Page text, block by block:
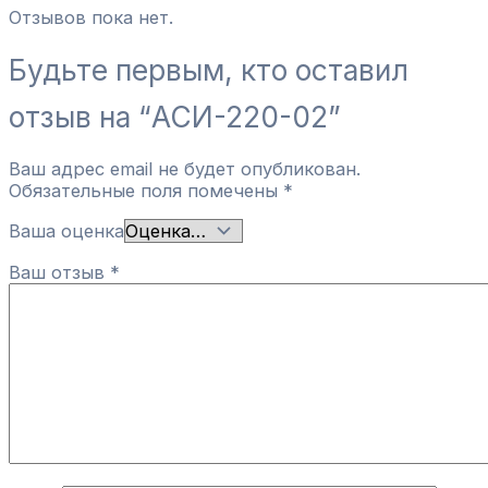
Отзывов пока нет.
Будьте первым, кто оставил
отзыв на “АСИ-220-02”
Ваш адрес email не будет опубликован.
Обязательные поля помечены *
Ваша оценка
Ваш отзыв *